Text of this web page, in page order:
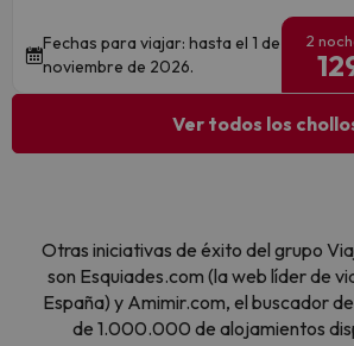
Fechas para viajar: hasta el 1 de
noviembre de 2026.
2
Ver todos los
Otras iniciativas de éxito del grupo
son Esquiades.com (la web líder de
España) y Amimir.com, el buscador
de 1.000.000 de alojamientos